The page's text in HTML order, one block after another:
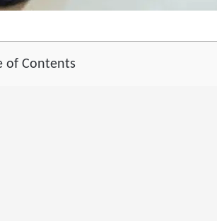
of Contents